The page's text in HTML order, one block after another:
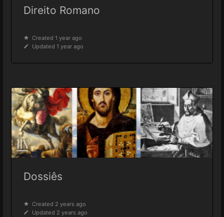
Direito Romano
Created 1 year ago
Updated 1 year ago
Dossiês
Created 2 years ago
Updated 2 years ago